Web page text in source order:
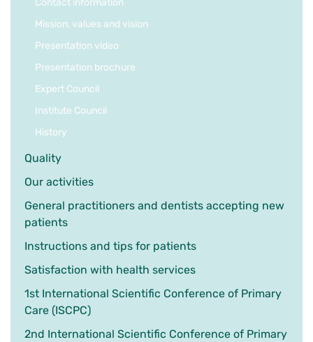
Contact information
Mission, values and vision
Presentation video
Presentation brochure
Expert Council
Institute Council
History
Quality
Our activities
General practitioners and dentists accepting new
patients
Instructions and tips for patients
Satisfaction with health services
1st International Scientific Conference of Primary
Care (ISCPC)
2nd International Scientific Conference of Primary